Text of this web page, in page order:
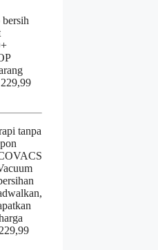
bersih
tanpa